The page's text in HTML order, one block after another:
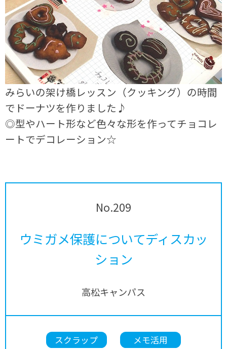
みらいの架け橋レッスン（クッキング）の時間
でドーナツを作りました♪
◎型やハート形など色々な形を作ってチョコレ
ートでデコレーション☆
No.209
ウミガメ保護についてディスカッ
ション
高松キャンパス
スクラップ メモ活用